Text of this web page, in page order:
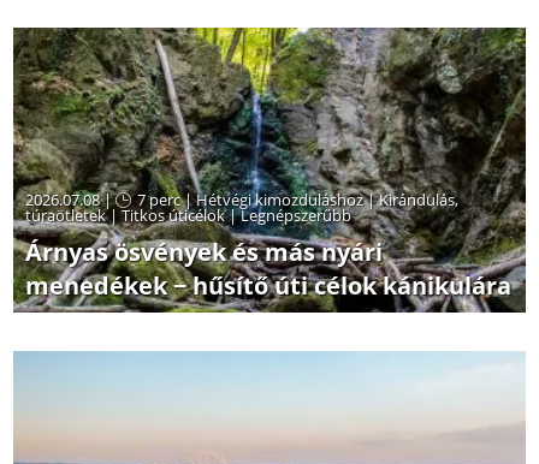
2026.07.08 | 7 perc|Hétvégi kimozduláshoz|Kirándulás,
túraötletek|Titkos úticélok|Legnépszerűbb
Árnyas ösvények és más nyári
menedékek − hűsítő úti célok kánikulára